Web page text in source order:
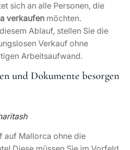
sich an alle Personen, die
verkaufen möchten.
Ablauf, stellen Sie die
Verkauf ohne
Arbeitsaufwand.
und Dokumente besorgen
auf Mallorca ohne die